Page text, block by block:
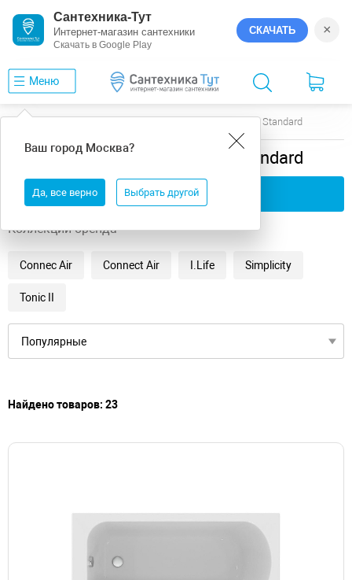
Сантехника-Тут
Интернет-магазин сантехники
Скачать в Google Play
СКАЧАТЬ ×
Меню
Ваш город Москва?
Да, все верно Выбрать другой
Ideal Standard
универсальная ванны Ideal Standard
Применить фильтры
Коллекции бренда
Connec Air Connect Air I.Life Simplicity
Tonic II
Найдено товаров: 23